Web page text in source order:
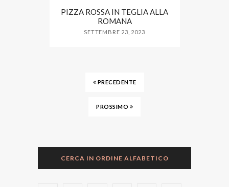
PIZZA ROSSA IN TEGLIA ALLA
ROMANA
SETTEMBRE 23, 2023
PRECEDENTE
PROSSIMO
CERCA IN ORDINE ALFABETICO